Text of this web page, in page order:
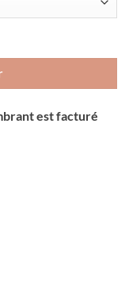
est facturé